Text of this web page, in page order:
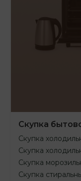
Скупка
Скупка
Скупка
Скупка
Скупка